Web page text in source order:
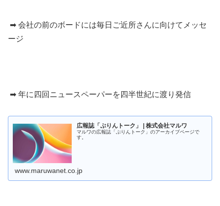
➡ 会社の前のボードには毎日ご近所さんに向けてメッセ
ージ
➡ 年に四回ニュースペーパーを四半世紀に渡り発信
広報誌「ぷりんトーク」 | 株式会社マルワ
マルワの広報誌「ぷりんトーク」のアーカイブページで
す。
www.maruwanet.co.jp